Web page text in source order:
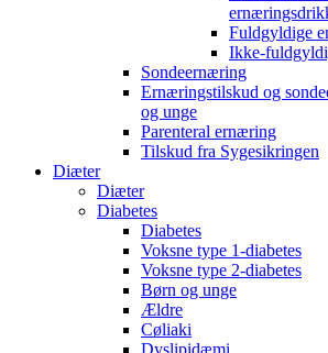
Fuldgyldige
Ikke-
Sondeernæring
Ernæringstilskud og
og unge
Parenteral ernæring
Tilskud fra Sygesikringen
Diæter
Diæter
Diabetes
Diabetes
Voksne type 1-diabetes
Voksne type 2-diabetes
Børn og unge
Ældre
Cøliaki
Dyslipidæmi